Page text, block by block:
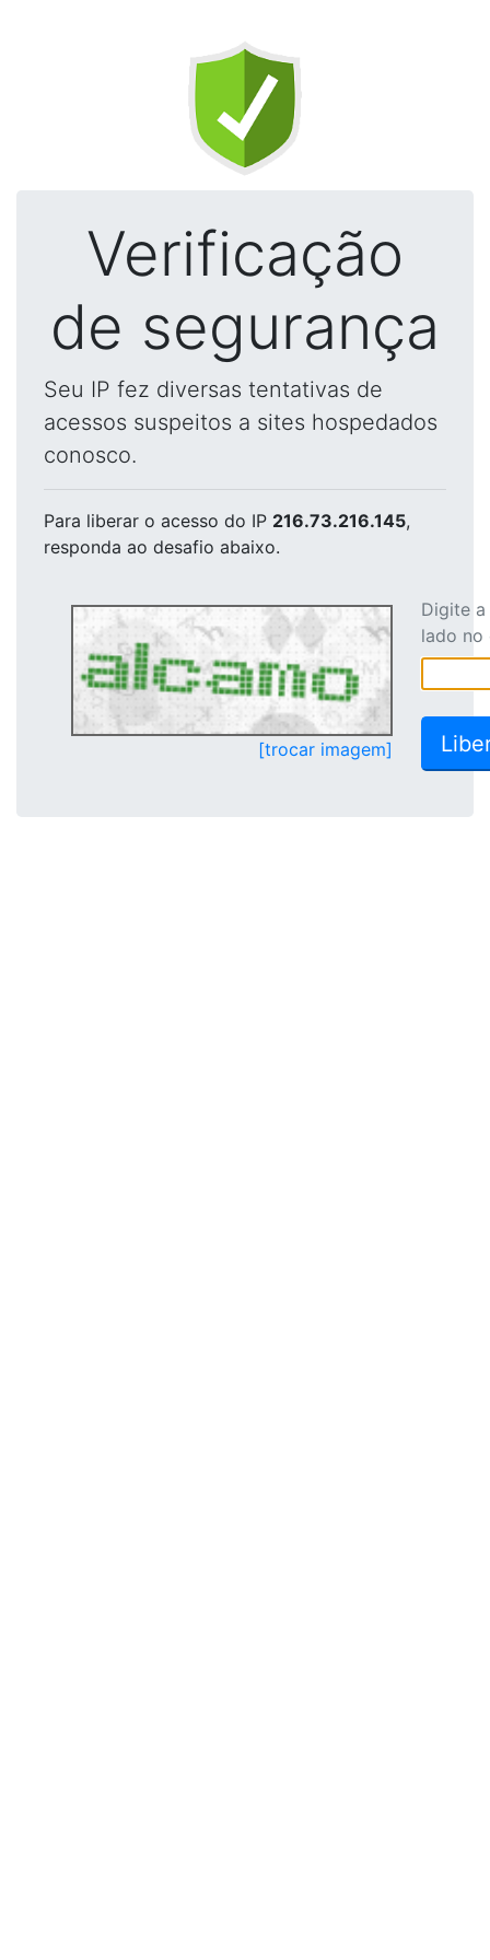
Verificação
de segurança
Seu IP fez diversas tentativas de
acessos suspeitos a sites hospedados
conosco.
Para liberar o acesso do IP 216.73.216.145,
responda ao desafio abaixo.
[trocar imagem]
Digite
lado no